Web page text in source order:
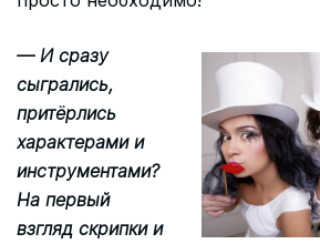
— И сразу
сыгрались,
притёрлись
характерами и
инструментами?
На первый
взгляд скрипки и